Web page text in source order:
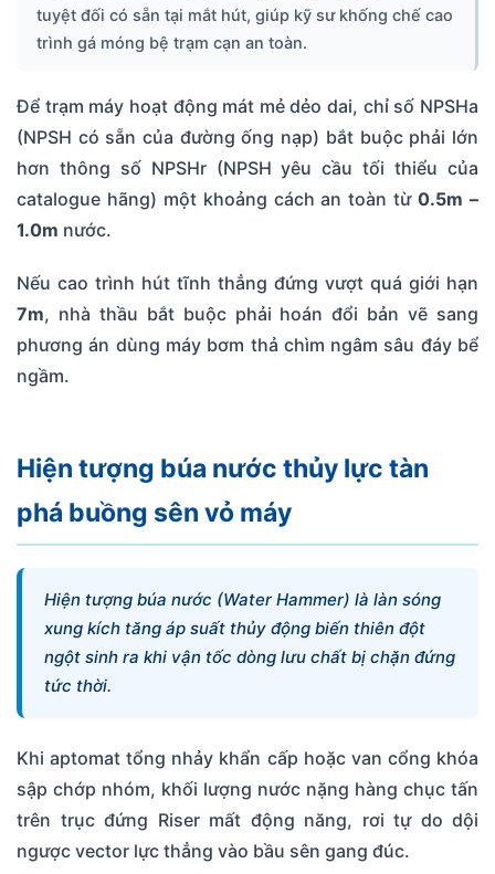
tuyệt đối có sẵn tại mắt hút, giúp kỹ sư khống chế cao
trình gá móng bệ trạm cạn an toàn.
Để trạm máy hoạt động mát mẻ dẻo dai, chỉ số NPSHa
(NPSH có sẵn của đường ống nạp) bắt buộc phải lớn
hơn thông số NPSHr (NPSH yêu cầu tối thiểu của
catalogue hãng) một khoảng cách an toàn từ0.5m –
1.0m nước.
Nếu cao trình hút tĩnh thẳng đứng vượt quá giới hạn
7m, nhà thầu bắt buộc phải hoán đổi bản vẽ sang
phương án dùng máy bơm thả chìm ngâm sâu đáy bể
ngầm.
Hiện tượng búa nước thủy lực tàn
phá buồng sên vỏ máy
Hiện tượng búa nước (Water Hammer) là làn sóng
xung kích tăng áp suất thủy động biến thiên đột
ngột sinh ra khi vận tốc dòng lưu chất bị chặn đứng
tức thời.
Khi aptomat tổng nhảy khẩn cấp hoặc van cổng khóa
sập chớp nhóm, khối lượng nước nặng hàng chục tấn
trên trục đứng Riser mất động năng, rơi tự do dội
ngược vector lực thẳng vào bầu sên gang đúc.